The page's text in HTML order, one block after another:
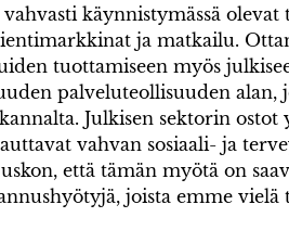
käynnistymässä olevat
ja matkailu.
tuottamiseen myös
palveluteollisuuden alan,
Julkisen sektorin
vahvan sosiaali- ja
että tämän myötä on
joista emme vielä